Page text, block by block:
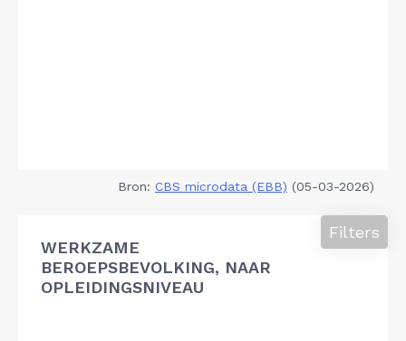
Bron: CBS microdata (EBB) (05-03-2026)
WERKZAME
BEROEPSBEVOLKING, NAAR
OPLEIDINGSNIVEAU
Filters